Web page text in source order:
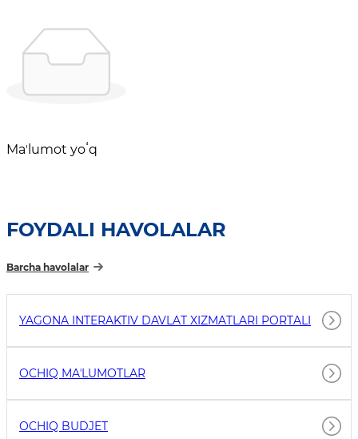
Maʼlumot yoʻq
FOYDALI HAVOLALAR
Barcha havolalar
YAGONA INTERAKTIV DAVLAT XIZMATLARI PORTALI
OCHIQ MAʼLUMOTLAR
OCHIQ BUDJET